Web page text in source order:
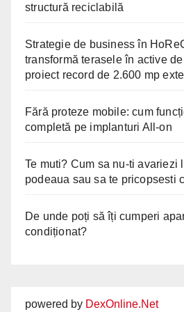
structură reciclabilă
Strategie de business în
transformă terasele în active
proiect record de 2.600 mp
Fără proteze mobile: cum
completă pe implanturi All-on
Te muti? Cum sa nu-ti avariezi
podeaua sau sa te pricopsesti
De unde poți să îți cumperi
condiționat?
powered by DexOnline.Net